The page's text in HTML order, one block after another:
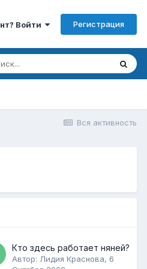
Войти Регистрация
Вся активность
Кто здесь работает няней?
Автор: Лидия Краснова, 6